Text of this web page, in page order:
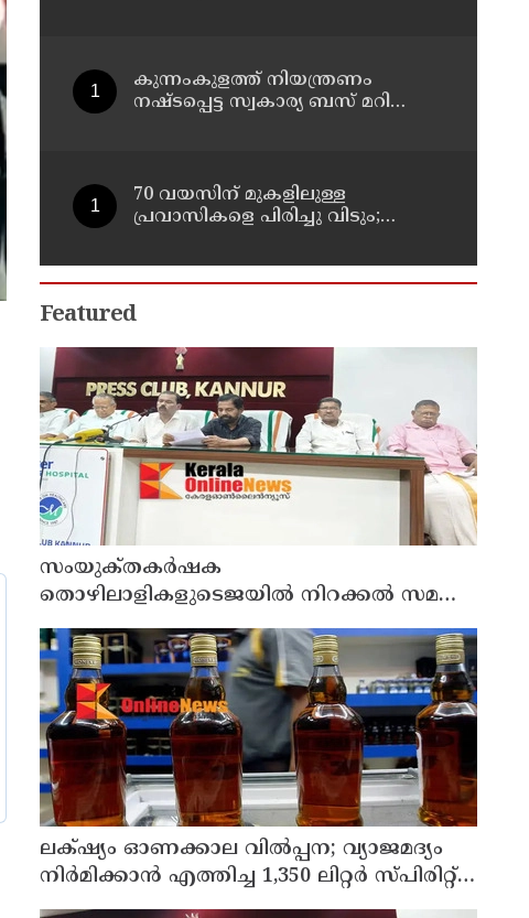
കുന്നംകുളത്ത് നിയന്ത്രണം
നഷ്ടപ്പെട്ട സ്വകാര്യ ബസ് മറിഞ്ഞ
70 വയസിന് മുകളിലുള്ള
പ്രവാസികളെ പിരിച്ചു വിടും;
Featured
സംയുക്‌തകർഷക
തൊഴിലാളികളുടെജയിൽ നിറക്കൽ സമരം
ഓഗസ്ത് 10 ന്
ലക്‌ഷ്യം ഓണക്കാല വിൽപ്പന; വ്യാജമദ്യം
നിർമിക്കാൻ എത്തിച്ച 1,350 ലിറ്റർ സ്പിരിറ്റ്
പിടികൂടി; രണ്ട് പേർ അറസ്റ്റിൽ